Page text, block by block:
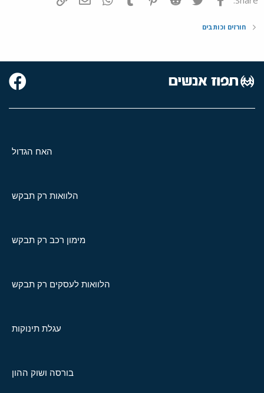
חורזים וכותבים
האח הגדול
הלוואות רק תבקש
מימון רכב רק תבקש
הלוואות לעסקים רק תבקש
עגלת תינוקות
בורסה ושוק ההון